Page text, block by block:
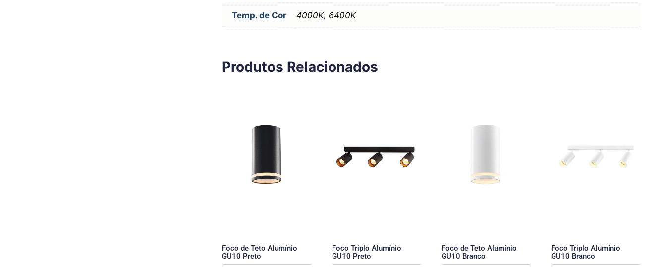
Temp. de Cor 4000K, 6400K
Produtos Relacionados
Foco de Teto Alumínio
GU10 Preto
Foco Triplo Alumínio
GU10 Preto
Foco de Teto Alumínio
GU10 Branco
Foco Triplo Alumínio
GU10 Branco